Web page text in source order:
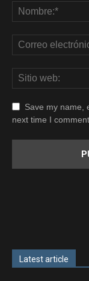
Save my name,
next time I comment.
Latest article